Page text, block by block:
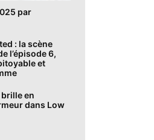
par
: la scène
l’épisode 6,
et
brille en
dans Low